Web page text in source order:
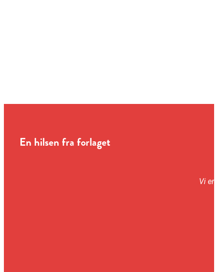
En hilsen fra forlaget
Vi er